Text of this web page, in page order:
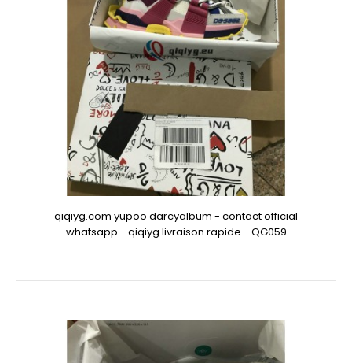
qiqiyg.com yupoo darcyalbum - contact official
whatsapp - qiqiyg livraison rapide - QG059